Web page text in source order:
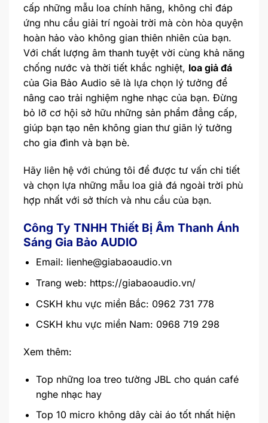
cấp những mẫu loa chính hãng, không chỉ đáp
ứng nhu cầu giải trí ngoài trời mà còn hòa quyện
hoàn hảo vào không gian thiên nhiên của bạn.
Với chất lượng âm thanh tuyệt vời cùng khả năng
chống nước và thời tiết khắc nghiệt, loa giả đá
của Gia Bảo Audio sẽ là lựa chọn lý tưởng để
nâng cao trải nghiệm nghe nhạc của bạn. Đừng
bỏ lỡ cơ hội sở hữu những sản phẩm đẳng cấp,
giúp bạn tạo nên không gian thư giãn lý tưởng
cho gia đình và bạn bè.
Hãy liên hệ với chúng tôi để được tư vấn chi tiết
và chọn lựa những mẫu loa giả đá ngoài trời phù
hợp nhất với sở thích và nhu cầu của bạn.
Công Ty TNHH Thiết Bị Âm Thanh Ánh
Sáng Gia Bảo AUDIO
Email: lienhe@giabaoaudio.vn
Trang web: https://giabaoaudio.vn/
CSKH khu vực miền Bắc: 0962 731 778
CSKH khu vực miền Nam: 0968 719 298
Xem thêm:
Top những loa treo tường JBL cho quán café
nghe nhạc hay
Top 10 micro không dây cài áo tốt nhất hiện